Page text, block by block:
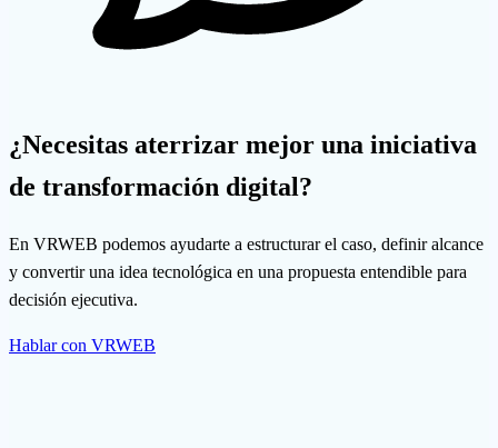
¿Necesitas aterrizar mejor una iniciativa
de transformación digital?
En VRWEB podemos ayudarte a estructurar el caso, definir alcance
y convertir una idea tecnológica en una propuesta entendible para
decisión ejecutiva.
Hablar con VRWEB